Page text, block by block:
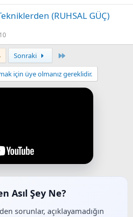
(RUHSAL GÜÇ)
Sonraki
için üye olmanız gereklidir.
Asıl Şey Ne?
sorunlar, açıklayamadığın